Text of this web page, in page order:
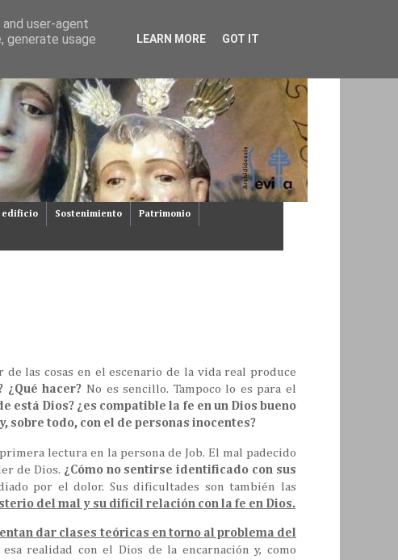
edificio Sostenimiento Patrimonio
las cosas en el escenario de la vida real produce
¿Qué hacer? No es sencillo. Tampoco lo es para el
está Dios? ¿es compatible la fe en un Dios bueno
sobre todo, con el de personas inocentes?
lectura en la persona de Job. El mal padecido
de Dios. ¿Cómo no sentirse identificado con sus
por el dolor. Sus dificultades son también las
del mal y su difícil relación con la fe en Dios.
dar clases teóricas en torno al problema del
realidad con el Dios de la encarnación y, como
user-agent
generate usage
LEARN MORE GOT IT